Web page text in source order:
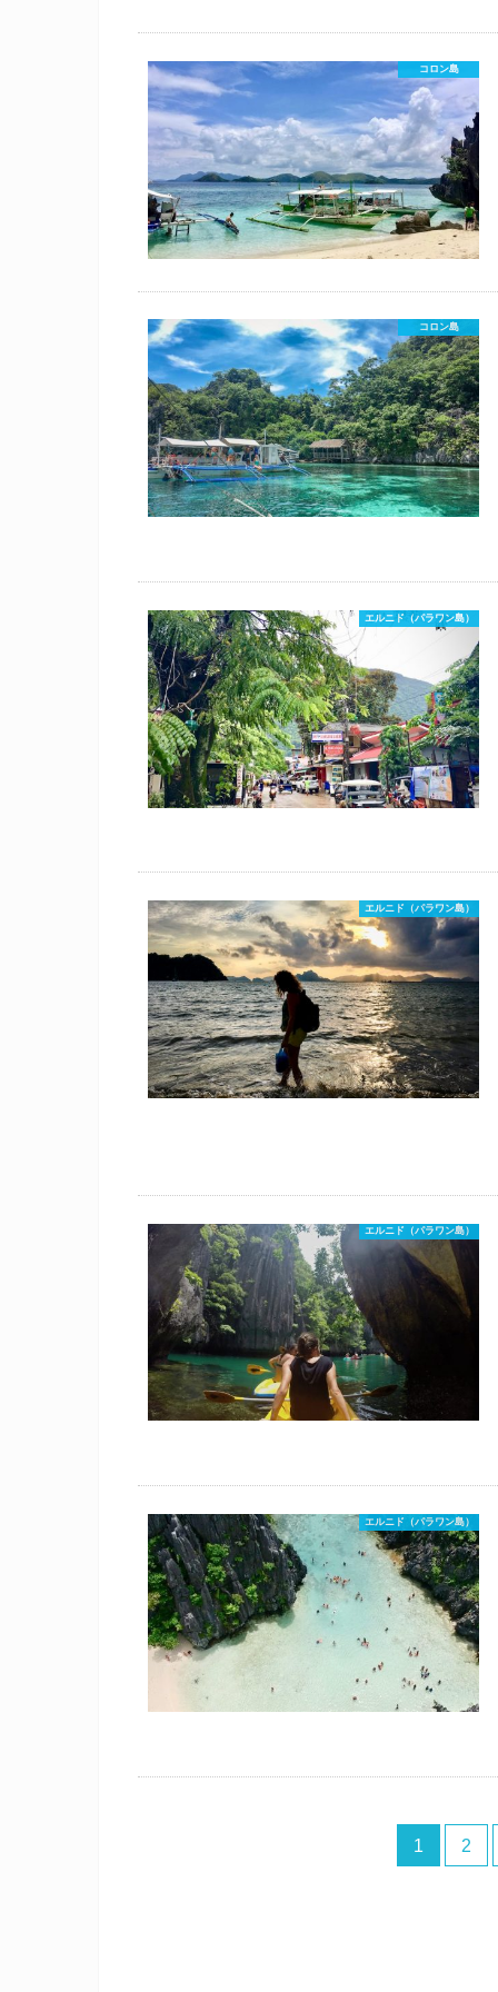
コロン島
コロン島
エルニド（パラワン島）
エルニド（パラワン島）
エルニド（パラワン島）
エルニド（パラワン島）
1 2